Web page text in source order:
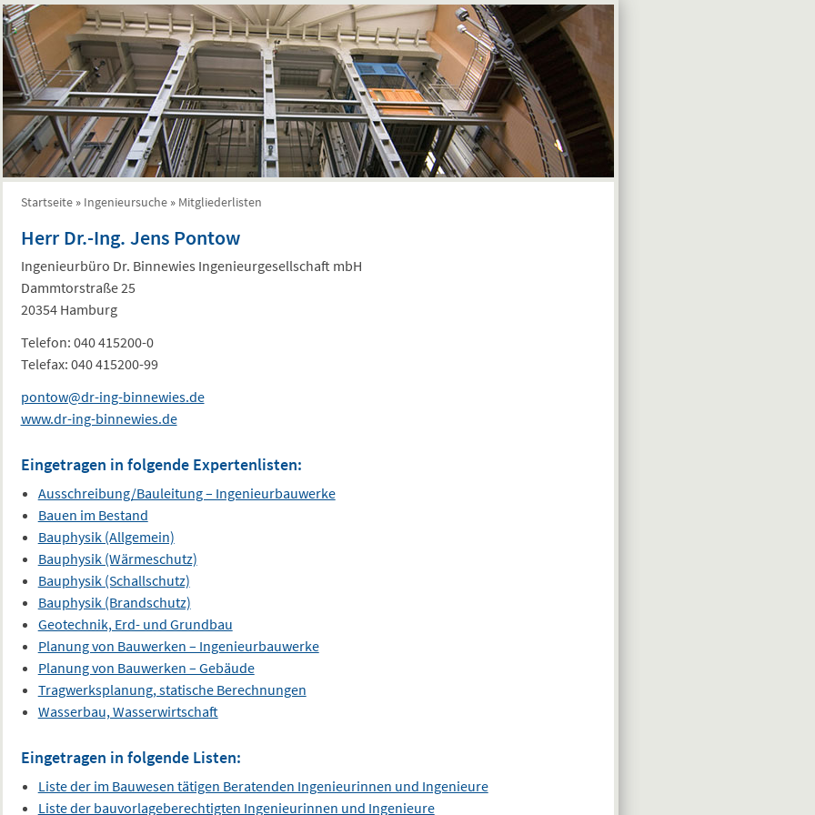
Startseite » Ingenieursuche » Mitgliederlisten
Herr Dr.-Ing. Jens Pontow
Ingenieurbüro Dr. Binnewies Ingenieurgesellschaft mbH
Dammtorstraße 25
20354 Hamburg
Telefon: 040 415200-0
Telefax: 040 415200-99
pontow@dr-ing-binnewies.de
www.dr-ing-binnewies.de
Eingetragen in folgende Expertenlisten:
Ausschreibung/Bauleitung – Ingenieurbauwerke
Bauen im Bestand
Bauphysik (Allgemein)
Bauphysik (Wärmeschutz)
Bauphysik (Schallschutz)
Bauphysik (Brandschutz)
Geotechnik, Erd- und Grundbau
Planung von Bauwerken – Ingenieurbauwerke
Planung von Bauwerken – Gebäude
Tragwerksplanung, statische Berechnungen
Wasserbau, Wasserwirtschaft
Eingetragen in folgende Listen:
Liste der im Bauwesen tätigen Beratenden Ingenieurinnen und Ingenieure
Liste der bauvorlageberechtigten Ingenieurinnen und Ingenieure